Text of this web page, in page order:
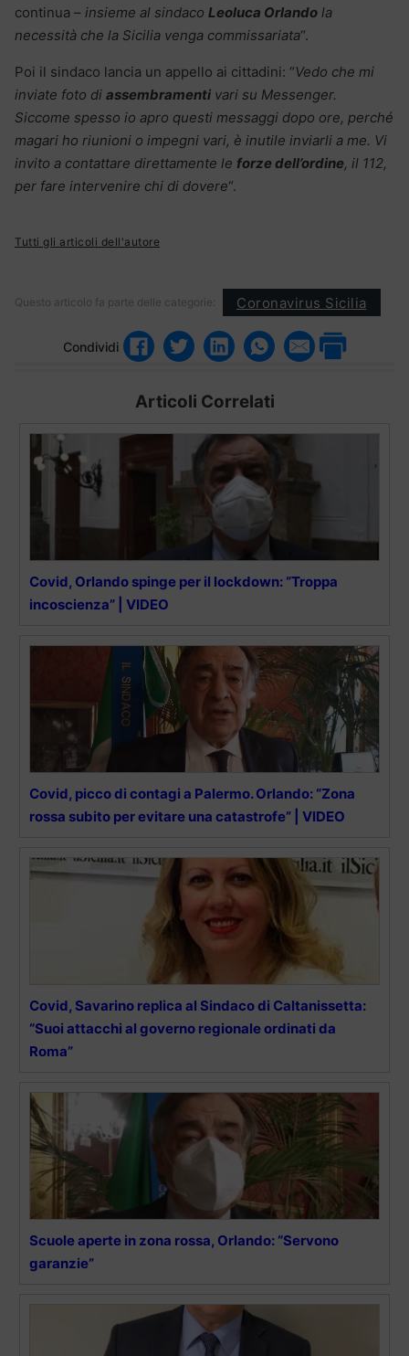
continua – insieme al sindaco Leoluca Orlando la
necessità che la Sicilia venga commissariata“.
Poi il sindaco lancia un appello ai cittadini: “Vedo che mi
inviate foto di assembramenti vari su Messenger.
Siccome spesso io apro questi messaggi dopo ore, perché
magari ho riunioni o impegni vari, è inutile inviarli a me. Vi
invito a contattare direttamente le forze dell’ordine, il 112,
per fare intervenire chi di dovere“.
Tutti gli articoli dell'autore
Questo articolo fa parte delle categorie: Coronavirus Sicilia
Condividi
Articoli Correlati
Covid, Orlando spinge per il lockdown: “Troppa
incoscienza” | VIDEO
Covid, picco di contagi a Palermo. Orlando: “Zona
rossa subito per evitare una catastrofe” | VIDEO
Covid, Savarino replica al Sindaco di Caltanissetta:
“Suoi attacchi al governo regionale ordinati da
Roma”
Scuole aperte in zona rossa, Orlando: “Servono
garanzie”